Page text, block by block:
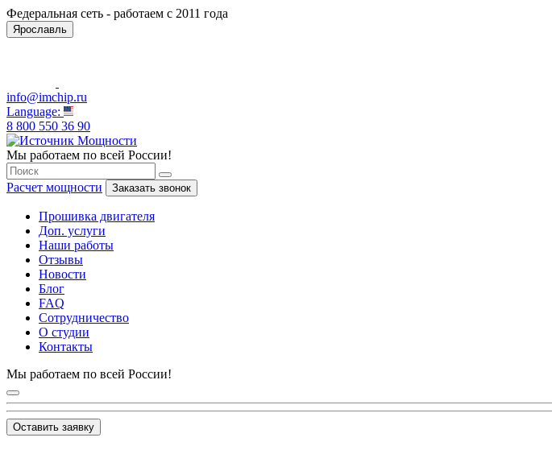
Федеральная сеть - работаем с 2011 года
Ярославль
info@imchip.ru
Language:
8 800 550 36 90
Мы работаем по всей России!
Расчет мощности Заказать звонок
Прошивка двигателя
Доп. услуги
Наши работы
Отзывы
Новости
Блог
FAQ
Сотрудничество
О студии
Контакты
Мы работаем по всей России!
Оставить заявку